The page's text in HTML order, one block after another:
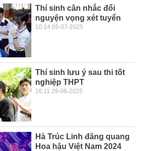
Thí sinh cân nhắc đổi
nguyện vọng xét tuyển
10:14 05-07-2025
Thí sinh lưu ý sau thi tốt
nghiệp THPT
16:11 29-06-2025
Hà Trúc Linh đăng quang
Hoa hậu Việt Nam 2024